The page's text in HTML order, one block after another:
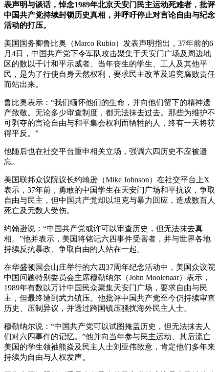
表声明与谈话，悼念1989年北京天安门民主运动死难者，批评
中国共产党持续封锁历史真相，并呼吁停止对言论自由与纪念
活动的打压。
美国国务卿鲁比奥（Marco Rubio）发表声明指出，37年前的6
月4日，中国共产党下令军队攻击聚集于天安门广场及周边地
区的数以千计和平示威者。当年丧生的学生、工人及其他平
民，是为了行使自身天然权利，要求民主改革及追究腐败责任
而站出来。
鲁比奥表示：“我们缅怀他们的生命，并向他们留下的精神遗
产致敬。无论多少审查制度，都无法抹去过去。那些为维护不
可剥夺的言论自由与和平集会权利而牺牲的人，终有一天将获
得平反。”
他随后也在社交平台重申相关立场，强调六四历史不应被遗
忘。
美国联邦众议院议长约翰逊（Mike Johnson）在社交平台上X
表示，37年前，勇敢的中国学生在天安门广场和平抗议，争取
自由与民主，但中国共产党却以坦克与暴力回应，造成数百人
死亡及无数人受伤。
约翰逊说：“中国共产党或许可以审查历史，但无法抹去真
相。”他并表示，美国将铭记六四事件受害者，并与世界各地
持续反抗暴政、争取自由的人站在一起。
在华盛顿国会山庄举行的六四37周年纪念活动中，美国众议院
中国问题特别委员会主席穆勒纳尔（John Moolenaar）表示，
1989年有数以万计中国民众聚集天安门广场，要求自由与民
主，但最终遭到武力镇压。他批评中国共产党至今仍持续审查
历史、压制异议，并透过跨国镇压骚扰海外民主人士。
穆勒纳尔说：“中国共产党可以试图掩盖历史，但无法抹去人
们对六四事件的记忆。”他并向当年参与民主运动、其后流亡
美国的学生领袖熊焱及民主人士刘亚伟致意，肯定他们多年来
持续为自由与人权发声。